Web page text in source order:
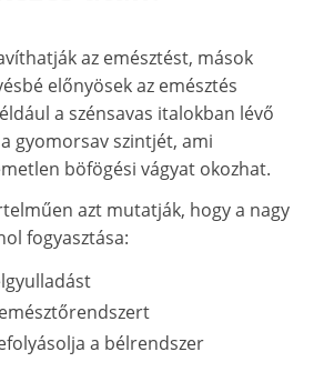
az emésztést, mások
előnyösek az emésztés
a szénsavas italokban lévő
gyomorsav szintjét, ami
böfögési vágyat okozhat.
azt mutatják, hogy a nagy
fogyasztása:
a bélrendszer